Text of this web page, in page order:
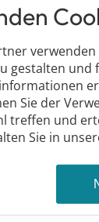
entsprechende
gestalten
Sie der
treffen und
Sie in